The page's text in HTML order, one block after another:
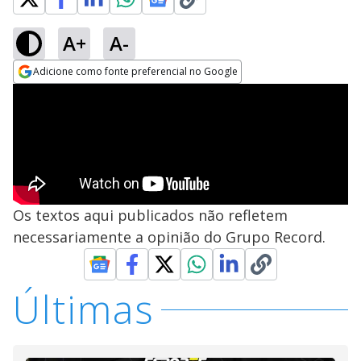
A+ A-
Adicione como fonte preferencial no Google
Os textos aqui publicados não refletem
necessariamente a opinião do Grupo Record.
Últimas